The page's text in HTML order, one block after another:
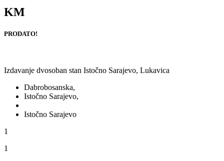
KM
PRODATO!
Izdavanje dvosoban stan Istočno Sarajevo, Lukavica
Dabrobosanska,
Istočno Sarajevo,
Istočno Sarajevo
1
1